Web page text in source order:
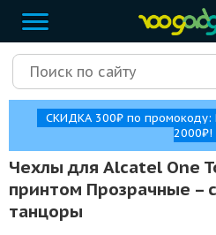
СКИДКА 300₽ по промокоду:
2000₽!
Чехлы для Alcatel One
принтом Прозрачные –
танцоры